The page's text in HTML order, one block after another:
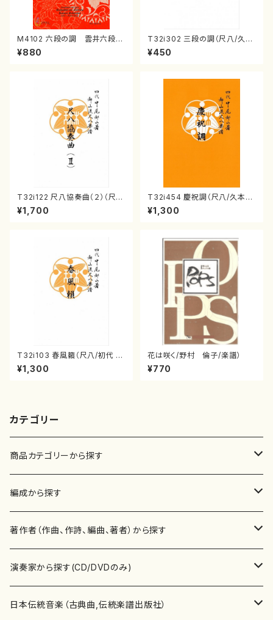
M4102 六段の調 雲井六段
（箏/宮城道雄著・宮城宗家監修/
箏曲古典楽譜）
¥880
T32i302 三段の調（尺八/久本
玄智/楽譜）都山no:2003
¥450
T32i122 尺八協奏曲（２）（尺
八/二代 山本邦山/尺八/都山式
譜）都山流公刊楽譜曲番:571
¥1,700
T32i454 慶祝調（尺八/久本玄
智/楽譜）都山流公刊楽譜曲番:2
161
¥1,300
T32i103 春風籟（尺八/初代 石
垣征山/尺八/都山式譜）都山流
公刊楽譜曲番:552
¥1,300
花は咲く/野村 倫子/楽譜）
¥770
カテゴリー
商品カテゴリーから探す
楽譜
書籍
書籍
テキストブック
CD・DVD
チケット
編成から探す
邦楽器
箏・琴（ソロ）
箏・琴（合奏）
合唱
混声合唱
歌・声
著作者（作曲、作詩、編曲、著者）から探す
あ行
青木省三(アオキ ショウゾウ)
か行
演奏家から探す(CD/DVDのみ)
邦楽（箏、三味線、尺八等）演奏家
日本伝統音楽（古典曲,伝統楽譜出版社）